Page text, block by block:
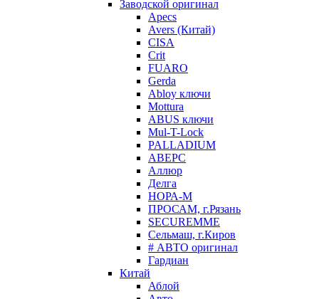
Заводской оригинал
Apecs
Avers (Китай)
CISA
Crit
FUARO
Gerda
Abloy ключи
Mottura
ABUS ключи
Mul-T-Lock
PALLADIUM
АВЕРС
Аллюр
Делга
НОРА-М
ПРОСАМ, г.Рязань
SECUREMME
Сельмаш, г.Киров
# АВТО оригинал
Гардиан
Китай
Аблой